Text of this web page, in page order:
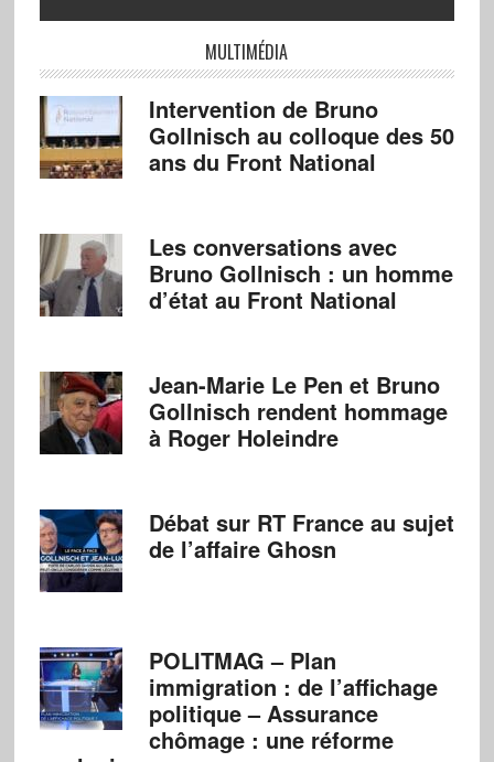
MULTIMÉDIA
Intervention de Bruno
Gollnisch au colloque des 50
ans du Front National
Les conversations avec
Bruno Gollnisch : un homme
d’état au Front National
Jean-Marie Le Pen et Bruno
Gollnisch rendent hommage
à Roger Holeindre
Débat sur RT France au sujet
de l’affaire Ghosn
POLITMAG – Plan
immigration : de l’affichage
politique – Assurance
chômage : une réforme